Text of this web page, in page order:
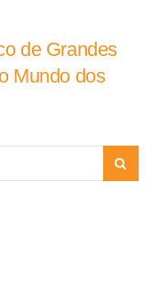
de Grandes
Mundo dos